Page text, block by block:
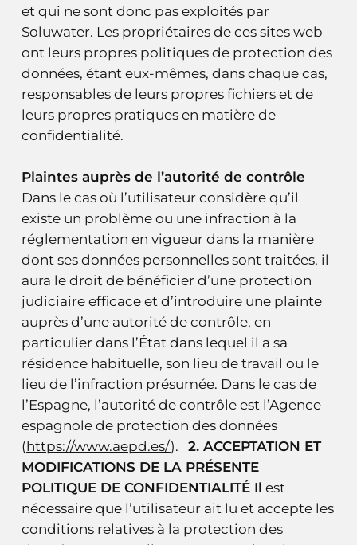
et qui ne sont donc pas exploités par
Soluwater. Les propriétaires de ces sites web
ont leurs propres politiques de protection des
données, étant eux-mêmes, dans chaque cas,
responsables de leurs propres fichiers et de
leurs propres pratiques en matière de
confidentialité.
Plaintes auprès de l’autorité de contrôle
Dans le cas où l’utilisateur considère qu’il
existe un problème ou une infraction à la
réglementation en vigueur dans la manière
dont ses données personnelles sont traitées, il
aura le droit de bénéficier d’une protection
judiciaire efficace et d’introduire une plainte
auprès d’une autorité de contrôle, en
particulier dans l’État dans lequel il a sa
résidence habituelle, son lieu de travail ou le
lieu de l’infraction présumée. Dans le cas de
l’Espagne, l’autorité de contrôle est l’Agence
espagnole de protection des données
(https://www.aepd.es/). 2. ACCEPTATION ET
MODIFICATIONS DE LA PRÉSENTE
POLITIQUE DE CONFIDENTIALITÉ Il est
nécessaire que l’utilisateur ait lu et accepte les
conditions relatives à la protection des